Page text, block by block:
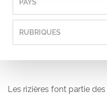
Les rizières font partie